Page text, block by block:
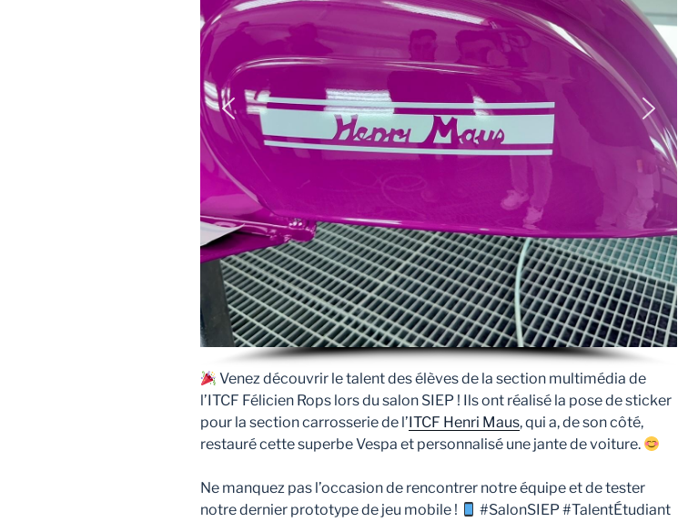
Venez découvrir le talent des élèves de la section multimédia de
l’ITCF Félicien Rops lors du salon SIEP ! Ils ont réalisé la pose de sticker
pour la section carrosserie de l’ITCF Henri Maus, qui a, de son côté,
restauré cette superbe Vespa et personnalisé une jante de voiture.
Ne manquez pas l’occasion de rencontrer notre équipe et de tester
notre dernier prototype de jeu mobile !
#SalonSIEP #TalentÉtudiant